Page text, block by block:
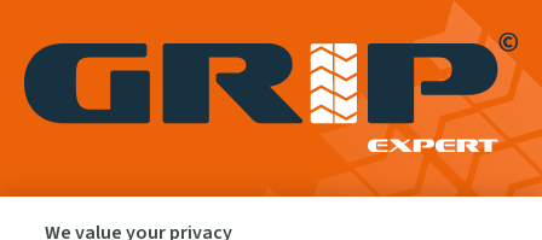
We value your privacy